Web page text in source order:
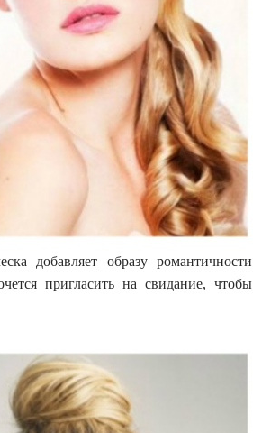
добавляет образу романтичности
пригласить на свидание, чтобы